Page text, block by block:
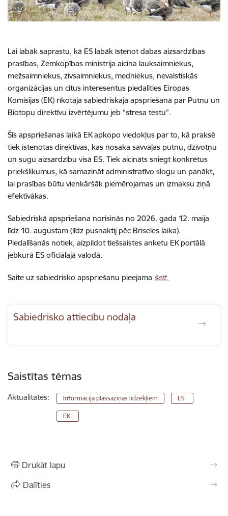
Lai labāk saprastu, kā ES labāk īstenot dabas aizsardzības
prasības, Zemkopības ministrija aicina lauksaimniekus,
mežsaimniekus, zivsaimniekus, medniekus, nevalstiskās
organizācijas un citus interesentus piedalīties Eiropas
Komisijas (EK) rīkotajā sabiedriskajā apspriešanā par Putnu un
Biotopu direktīvu izvērtējumu jeb “stresa testu”.
Šīs apspriešanas laikā EK apkopo viedokļus par to, kā praksē
tiek īstenotas direktīvas, kas nosaka savvaļas putnu, dzīvotņu
un sugu aizsardzību visā ES. Tiek aicināts sniegt konkrētus
priekšlikumus, kā samazināt administratīvo slogu un panākt,
lai prasības būtu vienkāršāk piemērojamas un izmaksu ziņā
efektīvākas.
Sabiedriskā apspriešana norisinās no 2026. gada 12. maija
līdz 10. augustam (līdz pusnaktij pēc Briseles laika).
Piedalīšanās notiek, aizpildot tiešsaistes anketu EK portālā
jebkurā ES oficiālajā valodā.
Saite uz sabiedrisko apspriešanu pieejama šeit.
Sabiedrisko attiecību nodaļa
Saistītas tēmas
Aktualitātes: Informācija plašsaziņas līdzekļiem ES
EK
Drukāt lapu
Dalīties